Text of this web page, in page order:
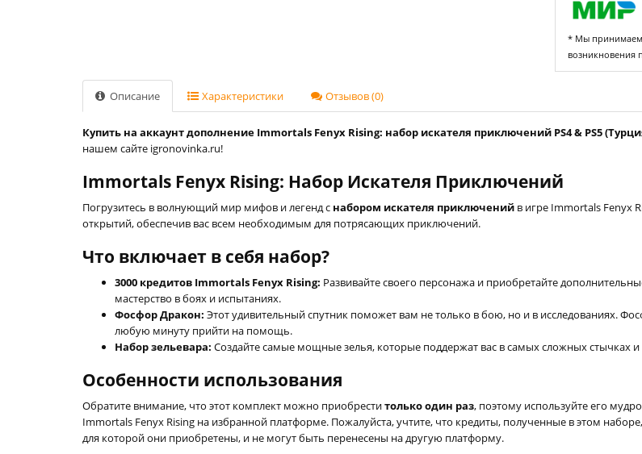
* Мы принимаем
возникновения
Описание Характеристики Отзывов (0)
Купить на аккаунт дополнение Immortals Fenyx Rising: набор искателя приключений PS4 & PS5
нашем сайте igronovinka.ru!
Immortals Fenyx Rising: Набор Искателя Приключений
Погрузитесь в волнующий мир мифов и легенд с набором искателя приключений в игре Immortals Fenyx
открытий, обеспечив вас всем необходимым для потрясающих приключений.
Что включает в себя набор?
3000 кредитов Immortals Fenyx Rising: Развивайте своего персонажа и приобретайте
мастерство в боях и испытаниях.
Фосфор Дракон: Этот удивительный спутник поможет вам не только в бою, но и в исследованиях.
любую минуту прийти на помощь.
Набор зельевара: Создайте самые мощные зелья, которые поддержат вас в самых сложных стычках
Особенности использования
Обратите внимание, что этот комплект можно приобреститолько один раз, поэтому используйте его
Immortals Fenyx Rising на избранной платформе. Пожалуйста, учтите, что кредиты, полученные в этом
для которой они приобретены, и не могут быть перенесены на другую платформу.